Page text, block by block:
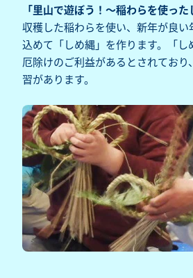
「里山で遊ぼう！～稲わらを使った
収穫した稲わらを使い、新年が良い
込めて「しめ縄」を作ります。「し
厄除けのご利益があるとされてお
習があります。